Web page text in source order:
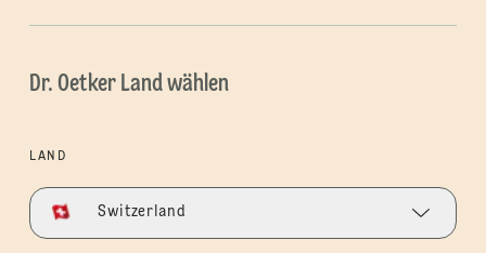
Dr. Oetker Land wählen
LAND
Switzerland